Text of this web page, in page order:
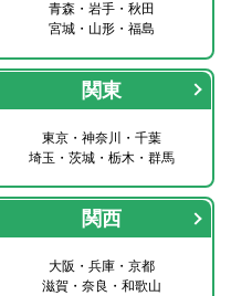
青森・岩手・秋田
宮城・山形・福島
関東
東京・神奈川・千葉
埼玉・茨城・栃木・群馬
関西
大阪・兵庫・京都
滋賀・奈良・和歌山